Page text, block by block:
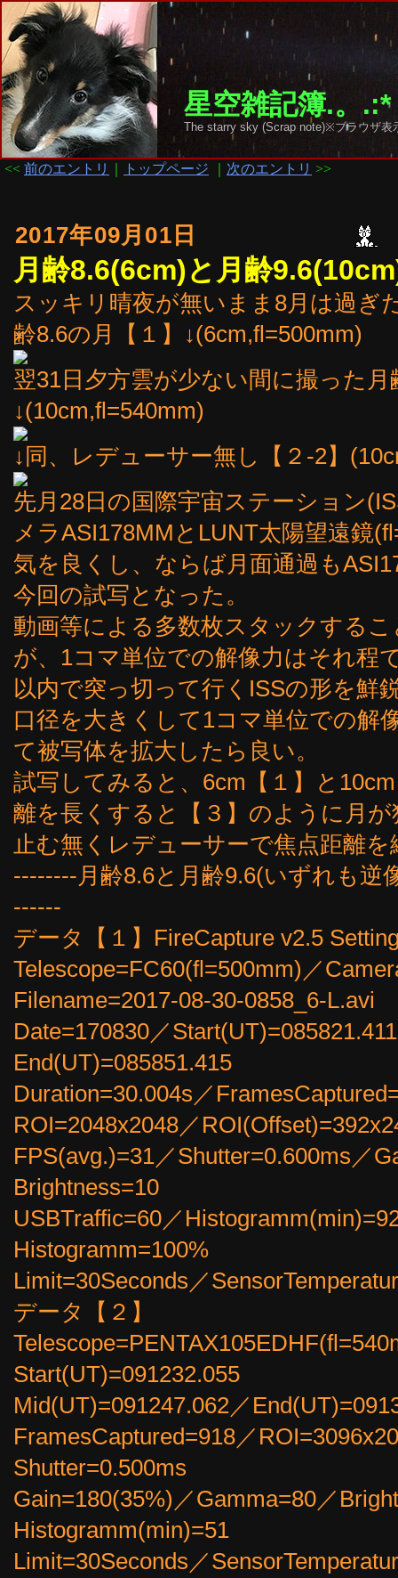
星空雑記簿.。
The starry sky (Scrap note)※ブラウザ
<< 前のエントリ トップページ 次のエントリ >>
2017年09月01日
月齢8.6(6cm)と月齢
スッキリ晴夜が無いまま8月は過ぎ
齢8.6の月【１】↓(6cm,fl=500mm)
翌31日夕方雲が少ない間に撮った月
↓(10cm,fl=540mm)
↓同、レデューサー無し【２-2】
先月28日の国際宇宙ステーション
メラASI178MMとLUNT太陽望遠鏡
気を良くし、ならば月面通過も
今回の試写となった。
動画等による多数枚スタックする
が、1コマ単位での解像力はそれ程
以内で突っ切って行くISSの形を鮮
口径を大きくして1コマ単位での解
て被写体を拡大したら良い。
試写してみると、6cm【１】と
離を長くすると【３】のように月
止む無くレデューサーで焦点距離
--------月齢8.6と月齢9.6(いずれも
------
データ【１】FireCapture v2.5
Telescope=FC60(fl=500mm)／
Filename=2017-08-30-0858_6-L.avi
Date=170830／
End(UT)=085851.415
Duration=30.004s／
ROI=2048x2048／
FPS(avg.)=31／Shutter=0.600ms／
Brightness=10
USBTraffic=60／
Histogramm=100%
Limit=30Seconds／
データ【２】
Start(UT)=091232.055
Mid(UT)=091247.062／
FramesCaptured=918／
Shutter=0.500ms
Gain=180(35%)／Gamma=80／
Histogramm(min)=51
Limit=30Seconds／